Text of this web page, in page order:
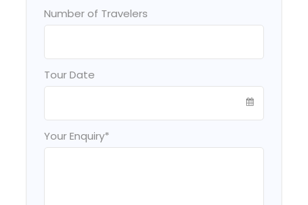
Number of Travelers
Tour Date
Your Enquiry*